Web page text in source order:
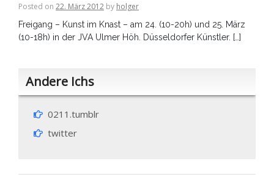
Posted on 22. März 2012 by holger
Freigang – Kunst im Knast – am 24. (10-20h) und 25. März
(10-18h) in der JVA Ulmer Höh. Düsseldorfer Künstler. […]
Andere Ichs
0211.tumblr
twitter